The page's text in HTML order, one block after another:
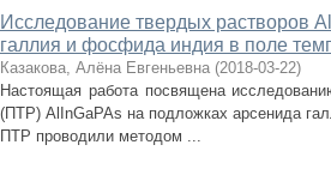
Исследование твердых растворов
галлия и фосфида индия в поле
Казакова, Алёна Евгеньевна (2018-03-22)
Настоящая работа посвящена
(ПТР) AlInGaPAs на подложках арсенида
ПТР проводили методом ...